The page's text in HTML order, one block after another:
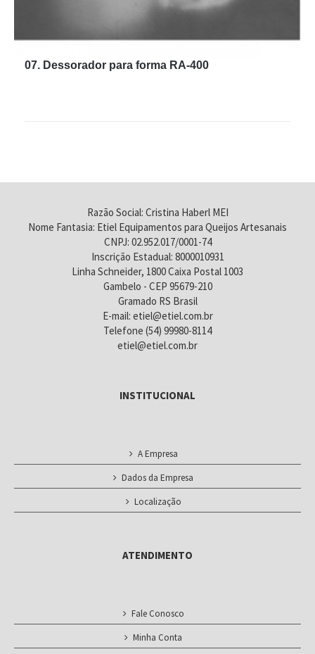
07. Dessorador para forma RA-400
Razão Social: Cristina Haberl MEI
Nome Fantasia: Etiel Equipamentos para Queijos Artesanais
CNPJ: 02.952.017/0001-74
Inscrição Estadual: 8000010931
Linha Schneider, 1800 Caixa Postal 1003
Gambelo - CEP 95679-210
Gramado RS Brasil
E-mail: etiel@etiel.com.br
Telefone (54) 99980-8114
etiel@etiel.com.br
INSTITUCIONAL
A Empresa
Dados da Empresa
Localização
ATENDIMENTO
Fale Conosco
Minha Conta